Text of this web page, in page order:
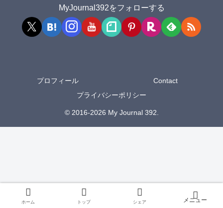
MyJournal392をフォローする
プロフィール
Contact
プライバシーポリシー
© 2016-2026 My Journal 392.
ホーム トップ シェア